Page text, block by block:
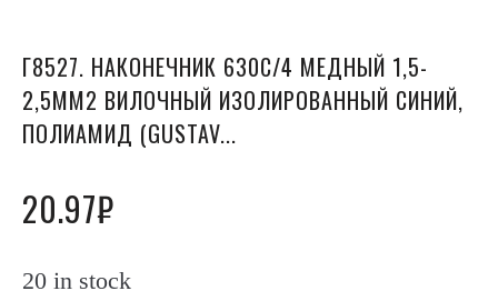
Г8527. НАКОНЕЧНИК 630С/4 МЕДНЫЙ 1,5-
2,5ММ2 ВИЛОЧНЫЙ ИЗОЛИРОВАННЫЙ СИНИЙ,
ПОЛИАМИД (GUSTAV...
20.97₽
20 in stock